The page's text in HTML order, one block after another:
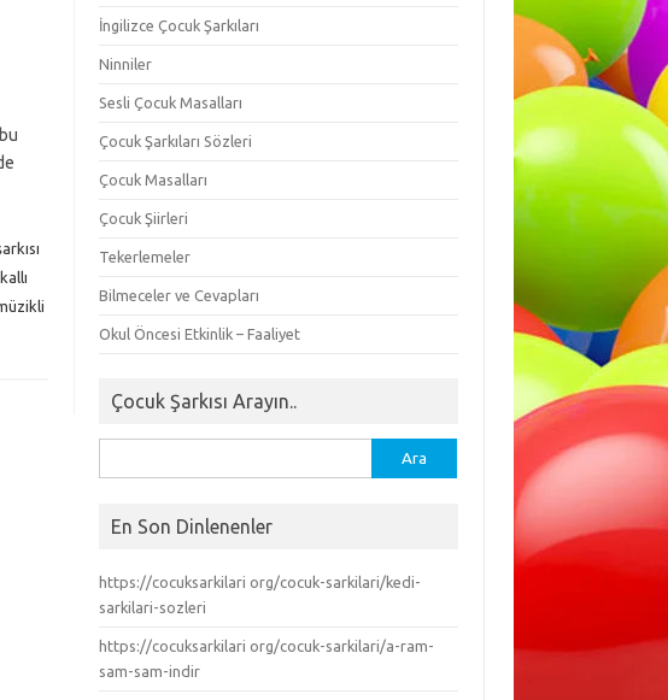
İngilizce Çocuk Şarkıları
Ninniler
Sesli Çocuk Masalları
Çocuk Şarkıları Sözleri
Çocuk Masalları
Çocuk Şiirleri
Tekerlemeler
Bilmeceler ve Cevapları
Okul Öncesi Etkinlik – Faaliyet
Çocuk Şarkısı Arayın..
En Son Dinlenenler
https://cocuksarkilari org/cocuk-sarkilari/kedi-
sarkilari-sozleri
https://cocuksarkilari org/cocuk-sarkilari/a-ram-
sam-sam-indir